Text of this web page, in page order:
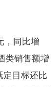
，同比增
类销售额增
定目标还比